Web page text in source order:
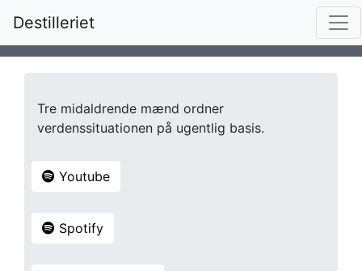
Destilleriet
Tre midaldrende mænd ordner
verdenssituationen på ugentlig basis.
Youtube
Spotify